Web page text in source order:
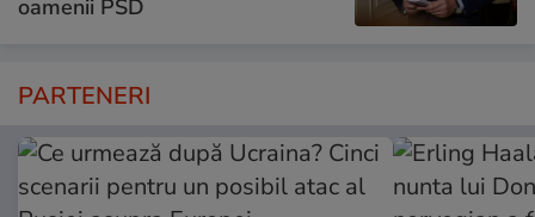
oamenii PSD
PARTENERI